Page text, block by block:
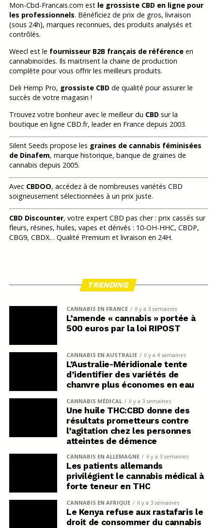
Mon-Cbd-Francais.com est le grossiste CBD en ligne pour
les professionnels. Bénéficiez de prix de gros, livraison
(sous 24h), marques reconnues, des produits analysés et
contrôlés.
Weecl est le fournisseur B2B français de référenceen
cannabinoïdes. Ils maitrisent la chaine de production
complète pour vous offrir les meilleurs produits.
Deli Hemp Pro, grossiste CBDde qualité pour assurer le
succès de votre magasin !
Trouvez votre bonheur avec le meilleur du CBDsur la
boutique en ligne CBD.fr, leader en France depuis 2003.
Silent Seeds propose les graines de cannabis féminisées
de Dinafem, marque historique, banque de graines de
cannabis depuis 2005.
Avec CBDOO, accédez à de nombreuses variétés CBD
soigneusement sélectionnées à un prix juste.
CBD Discounter, votre expert CBD pas cher : prix cassés sur
fleurs, résines, huiles, vapes et dérivés : 10-OH-HHC, CBDP,
CBG9, CBDX… Qualité Premium et livraison en 24H.
TRENDING
CANNABIS EN FRANCE il y a 3 semaines
L’amende « cannabis » portée à
500 euros par la loi RIPOST
CANNABIS EN AUSTRALIE il y a 4 semaines
L’Australie-Méridionale tente
d’identifier des variétés de
chanvre plus économes en eau
CANNABIS MÉDICAL il y a 3 semaines
Une huile THC:CBD donne des
résultats prometteurs contre
l’agitation chez les personnes
atteintes de démence
CANNABIS EN ALLEMAGNE il y a 3 semaines
Les patients allemands
privilégient le cannabis médical à
forte teneur en THC
CANNABIS EN AFRIQUE il y a 3 semaines
Le Kenya refuse aux rastafaris le
droit de consommer du cannabis